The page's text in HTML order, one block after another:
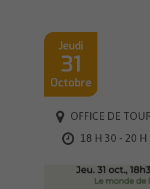
Jeudi
31
Octobre
OFFICE DE
18 H 30 - 20 H